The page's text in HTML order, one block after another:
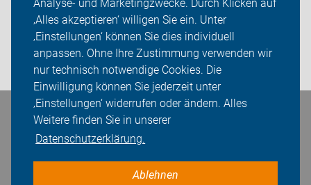
Analyse- und Marketingzwecke. Durch Klicken auf
‚Alles akzeptieren‘ willigen Sie ein. Unter
‚Einstellungen‘ können Sie dies individuell
anpassen. Ohne Ihre Zustimmung verwenden wir
nur technisch notwendige Cookies. Die
Einwilligung können Sie jederzeit unter
‚Einstellungen‘ widerrufen oder ändern. Alles
Weitere finden Sie in unserer
Datenschutzerklärung.
Ablehnen
Sei dabei
Presse
Login
Bleiben Sie in Kontakt